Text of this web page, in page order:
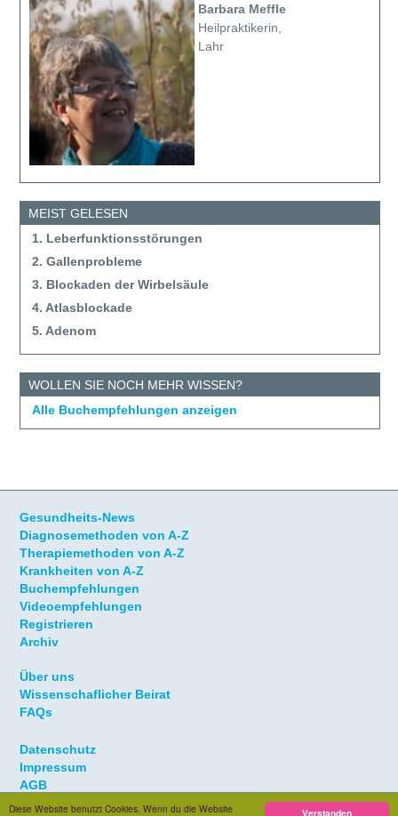
Verstanden
Diese Website benutzt Cookies. Wenn du die Website
Barbara Meffle
Heilpraktikerin,
Lahr
MEIST GELESEN
1. Leberfunktionsstörungen
2. Gallenprobleme
3. Blockaden der Wirbelsäule
4. Atlasblockade
5. Adenom
WOLLEN SIE NOCH MEHR WISSEN?
Alle Buchempfehlungen anzeigen
Gesundheits-News
Diagnosemethoden von A-Z
Therapiemethoden von A-Z
Krankheiten von A-Z
Buchempfehlungen
Videoempfehlungen
Registrieren
Archiv
Über uns
Wissenschaflicher Beirat
FAQs
Datenschutz
Impressum
AGB